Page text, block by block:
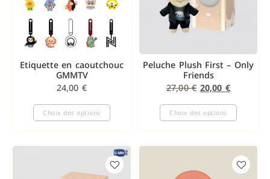
Etiquette en caoutchouc
GMMTV
24,00 €
Choix des options
Peluche Plush First – Only
Friends
27,00€ 20,00 €
Choix des options